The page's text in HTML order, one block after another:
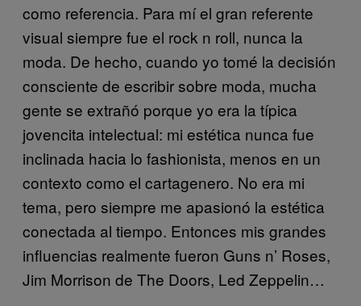
como referencia. Para mí el gran referente
visual siempre fue el rock n roll, nunca la
moda. De hecho, cuando yo tomé la decisión
consciente de escribir sobre moda, mucha
gente se extrañó porque yo era la típica
jovencita intelectual: mi estética nunca fue
inclinada hacia lo fashionista, menos en un
contexto como el cartagenero. No era mi
tema, pero siempre me apasionó la estética
conectada al tiempo. Entonces mis grandes
influencias realmente fueron Guns n’ Roses,
Jim Morrison de The Doors, Led Zeppelin…